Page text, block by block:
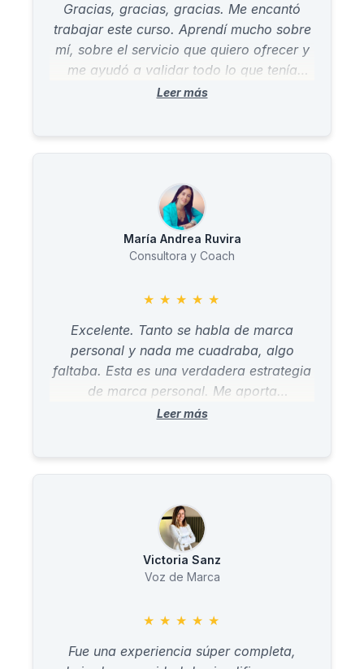
Gracias, gracias, gracias. Me encantó
trabajar este curso. Aprendí mucho sobre
mí, sobre el servicio que quiero ofrecer y
me ayudó a validar todo lo que tenía
pensado.
★ ★ ★ ★ ★
Excelente. Tanto se habla de marca
personal y nada me cuadraba, algo
faltaba. Esta es una verdadera estrategia
de marca personal. Me aporta
exactamente la claridad que estaba
María Andrea Ruvira
Consultora y Coach
★ ★ ★ ★ ★
Fue una experiencia súper completa,
Victoria Sanz
Voz de Marca